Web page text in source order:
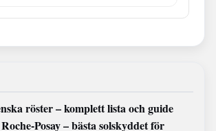
röster – komplett lista och guide
Posay – bästa solskyddet för